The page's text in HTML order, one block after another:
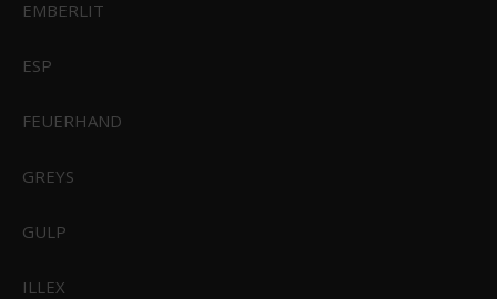
EMBERLIT
ESP
FEUERHAND
GREYS
GULP
ILLEX